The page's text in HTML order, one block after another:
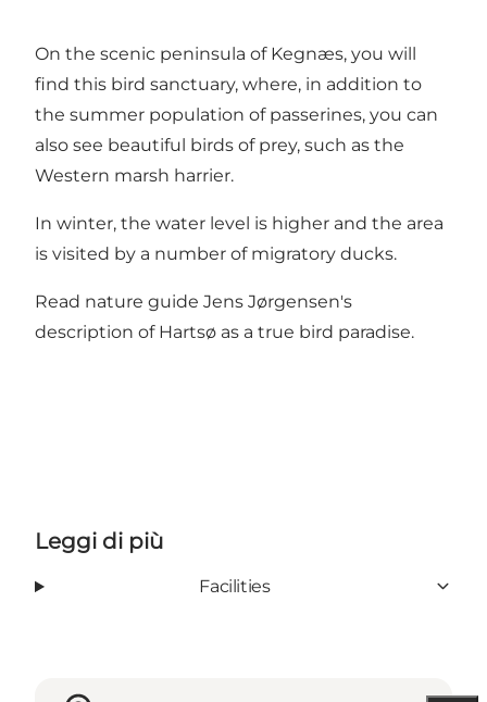
On the scenic peninsula of Kegnæs, you will
find this bird sanctuary, where, in addition to
the summer population of passerines, you can
also see beautiful birds of prey, such as the
Western marsh harrier.
In winter, the water level is higher and the area
is visited by a number of migratory ducks.
Read nature guide Jens Jørgensen's
description of Hartsø as a true bird paradise.
Leggi di più
Facilities